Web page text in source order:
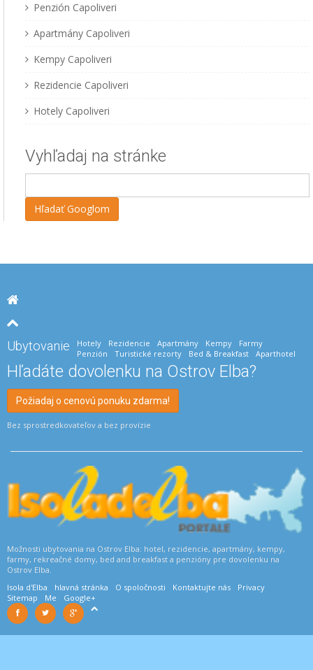
Penzión Capoliveri
Apartmány Capoliveri
Kempy Capoliveri
Rezidencie Capoliveri
Hotely Capoliveri
Vyhľadaj na stránke
Ubytovanie Hotely Rezidencie Apartmány Kempy
Farmy
Penzión
Turistické rezorty Bed & Breakfast Aparthotel
Hľadáte dovolenku na Ostrov Elba?
Požiadaj o cenovú ponuku zdarma!
Bez sprostredkovateľov a bez provízie
Možnosti ubytovania na Ostrov Elba: hotel, rezidencie, apartmány, kempy,
farmy, rekreačné domy, bed and breakfast a penzióny pre dovolenku na
Ostrov Elba.
Isola d'Elba
hlavná stránka O spoločnosti Kontaktujte nás
Privacy
Sitemap
Me Google+